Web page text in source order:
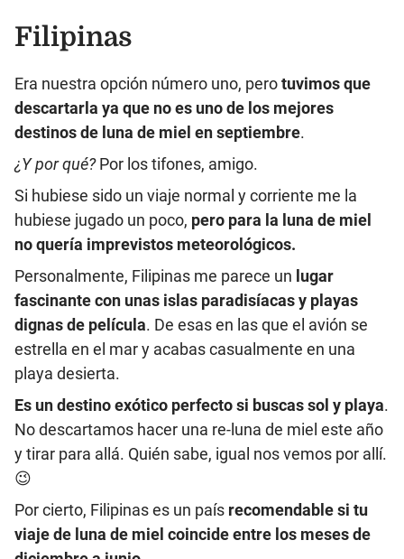
Filipinas
Era nuestra opción número uno, perotuvimos que
descartarla ya que no es uno de los mejores
destinos de luna de miel en septiembre.
¿Y por qué?Por los tifones, amigo.
Si hubiese sido un viaje normal y corriente me la
hubiese jugado un poco, pero para la luna de miel
no quería imprevistos meteorológicos.
Personalmente, Filipinas me parece un lugar
fascinante con unas islas paradisíacas y playas
dignas de película. De esas en las que el avión se
estrella en el mar y acabas casualmente en una
playa desierta.
Es un destino exótico perfecto si buscas sol y playa.
No descartamos hacer una re-luna de miel este año
y tirar para allá. Quién sabe, igual nos vemos por allí.
😉
Por cierto, Filipinas es un país recomendable si tu
viaje de luna de miel coincide entre los meses de